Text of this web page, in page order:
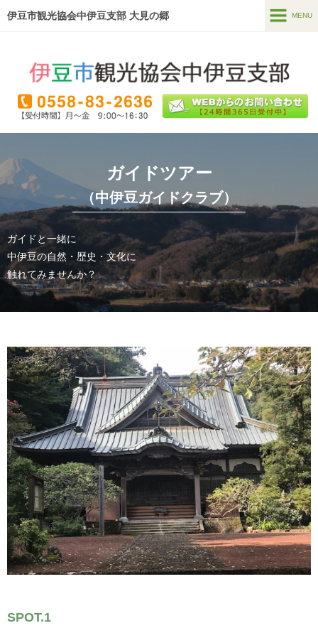
伊豆市観光協会中伊豆支部 大見の郷 MENU
ホーム
温泉・宿泊
直売所
ガイドツアー
ガイドツアー
（中伊豆ガイドクラブ）
ガイドと一緒に
中伊豆の自然・歴史・文化に
触れてみませんか？
SPOT.1